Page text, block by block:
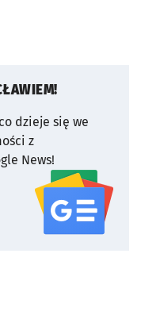
dzieje się we
z
News!
serwisu